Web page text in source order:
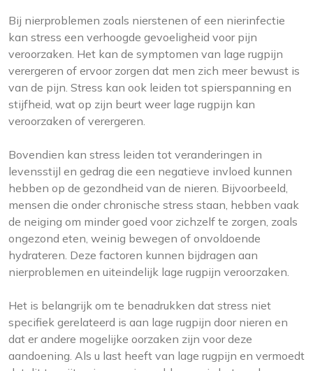
Bij nierproblemen zoals nierstenen of een nierinfectie
kan stress een verhoogde gevoeligheid voor pijn
veroorzaken. Het kan de symptomen van lage rugpijn
verergeren of ervoor zorgen dat men zich meer bewust is
van de pijn. Stress kan ook leiden tot spierspanning en
stijfheid, wat op zijn beurt weer lage rugpijn kan
veroorzaken of verergeren.
Bovendien kan stress leiden tot veranderingen in
levensstijl en gedrag die een negatieve invloed kunnen
hebben op de gezondheid van de nieren. Bijvoorbeeld,
mensen die onder chronische stress staan, hebben vaak
de neiging om minder goed voor zichzelf te zorgen, zoals
ongezond eten, weinig bewegen of onvoldoende
hydrateren. Deze factoren kunnen bijdragen aan
nierproblemen en uiteindelijk lage rugpijn veroorzaken.
Het is belangrijk om te benadrukken dat stress niet
specifiek gerelateerd is aan lage rugpijn door nieren en
dat er andere mogelijke oorzaken zijn voor deze
aandoening. Als u last heeft van lage rugpijn en vermoedt